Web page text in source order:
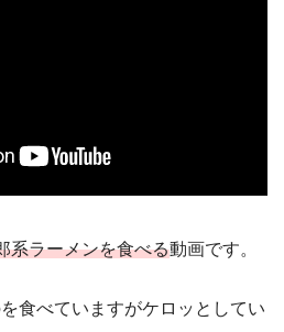
系ラーメンを食べる動画です。
食べていますがケロッとしてい